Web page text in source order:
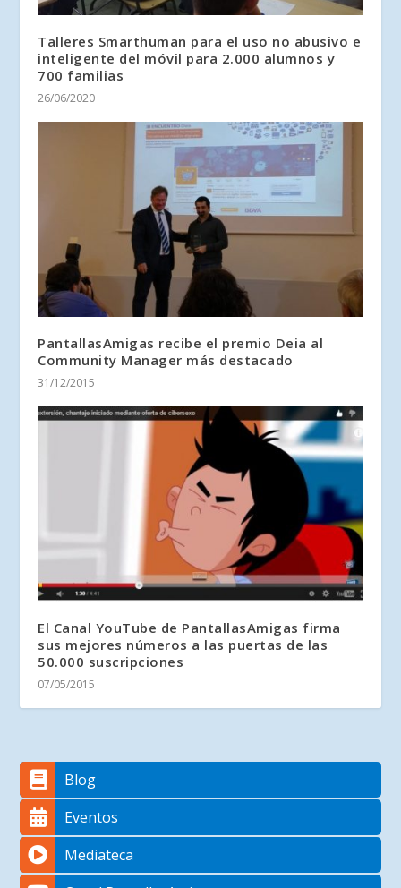
Talleres Smarthuman para el uso no abusivo e
inteligente del móvil para 2.000 alumnos y
700 familias
26/06/2020
PantallasAmigas recibe el premio Deia al
Community Manager más destacado
31/12/2015
El Canal YouTube de PantallasAmigas firma
sus mejores números a las puertas de las
50.000 suscripciones
07/05/2015
Blog
Eventos
Mediateca